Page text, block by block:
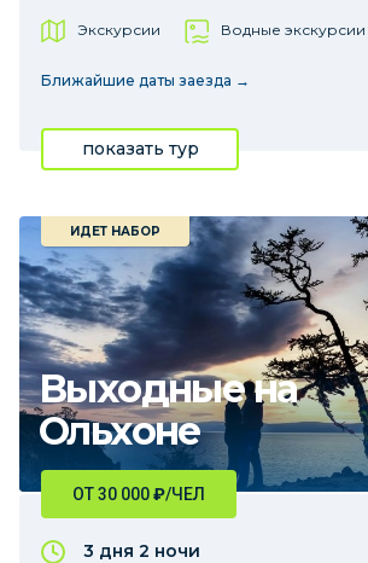
Экскурсии Водные экскурсии
Ближайшие даты заезда →
показать тур
Выходные на
Ольхоне
ИДЕТ НАБОР
ОТ 30 000₽/ЧЕЛ
3 дня 2 ночи